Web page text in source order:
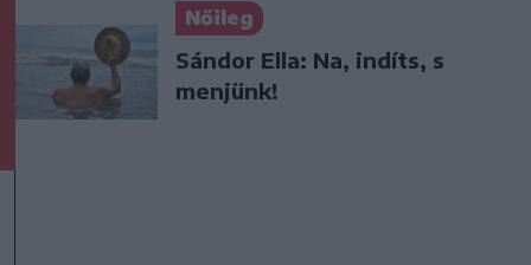
Nőileg
Sándor Ella: Na, indíts, s
menjünk!